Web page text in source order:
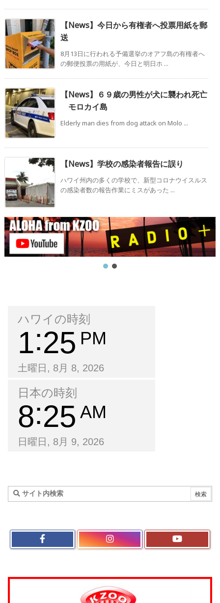
【News】今日から有権者へ投票用紙を郵
送
8月13日に行われる予備選挙のオアフ島の有権者へ
の郵便投票の用紙が、今日と明日ホ ...
【News】６９歳の男性が犬に襲われ死亡
モロカイ島
Elderly man dies from dog attack on Molo ...
【News】学校の感染者報告に誤り
ハワイ州内の多くの学校で、新型コロナウイスルス
の感染者数の報告作業にミスがあった ...
ハワイの時刻
1 25 PM
土曜日, 8月 8, 2026
日本の時刻
8 25 AM
日曜日, 8月 9, 2026